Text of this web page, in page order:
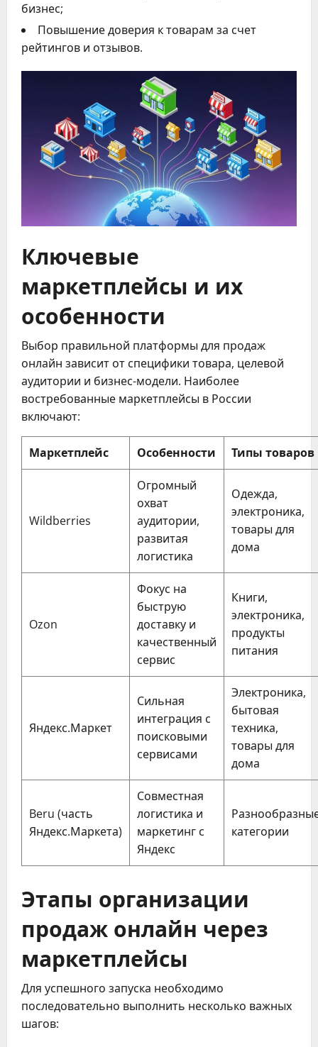
бизнес;
Повышение доверия к товарам за счет
рейтингов и отзывов.
Ключевые
маркетплейсы и их
особенности
Выбор правильной платформы для продаж
онлайн зависит от специфики товара, целевой
аудитории и бизнес-модели. Наиболее
востребованные маркетплейсы в России
включают:
Маркетплейс Особенности Типы товаров
Wildberries
Огромный
охват
аудитории,
развитая
логистика
Одежда,
электроника,
товары для
дома
Ozon
Фокус на
быструю
доставку и
качественный
сервис
Книги,
электроника,
продукты
питания
Яндекс.Маркет
Сильная
интеграция с
поисковыми
сервисами
Электроника,
бытовая
техника,
товары для
дома
Beru (часть
Яндекс.Маркета)
Совместная
логистика и
маркетинг с
Яндекс
категории
Этапы организации
продаж онлайн через
маркетплейсы
Для успешного запуска необходимо
последовательно выполнить несколько важных
шагов: